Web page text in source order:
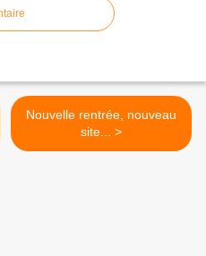
Nouvelle rentrée, nouveau
site... >